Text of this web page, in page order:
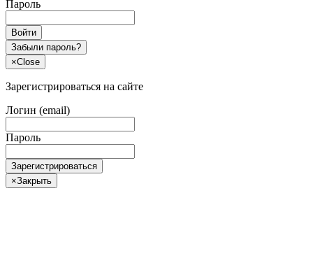
Пароль
Войти
Забыли пароль?
×Close
Зарегистрироваться на сайте
Логин (email)
Пароль
Зарегистрироваться
×Закрыть